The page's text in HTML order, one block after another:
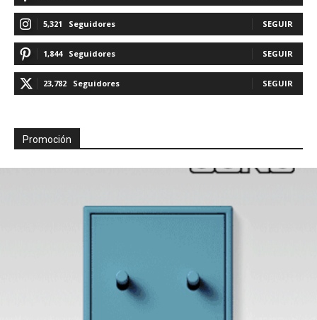
5,321 Seguidores SEGUIR
1,844 Seguidores SEGUIR
23,782 Seguidores SEGUIR
Promoción